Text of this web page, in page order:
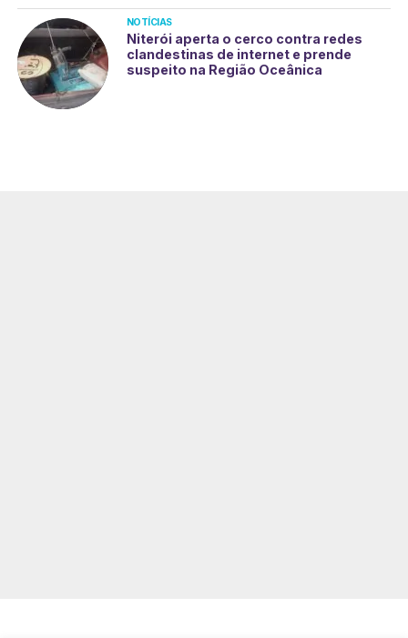
NOTÍCIAS
Niterói aperta o cerco contra redes
clandestinas de internet e prende
suspeito na Região Oceânica